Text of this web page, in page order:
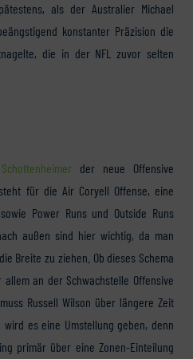
als der Australier Michael
konstanter Präzision die
die in der NFL zuvor selten
der neue Offensive
für die Air Coryell Offense, eine
Power Runs und Outside Runs
außen sind hier wichtig, da man
Breite zu ziehen. Ob dieses Schema
an der Schwachstelle Offensive
Russell Wilson über längere Zeit
wird es eine Umstellung geben, denn
primär über eine Zonen-Einteilung